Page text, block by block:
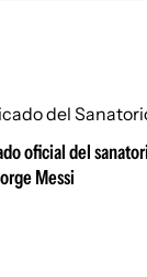
oficial del
Messi